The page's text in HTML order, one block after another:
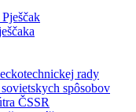
rady
spôsobov
ČSSR